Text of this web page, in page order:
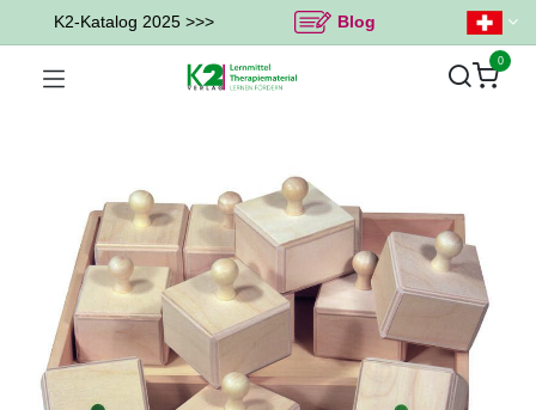
K2-Katalog 2025 >>> Blog
0